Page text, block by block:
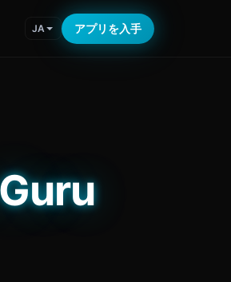
JA アプリを入手